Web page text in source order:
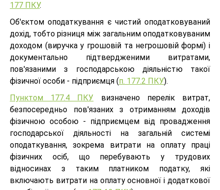
177 ПКУ.
Об'єктом оподаткування є чистий оподатковуваний
дохід, тобто різниця між загальним оподатковуваним
доходом (виручка у грошовій та негрошовій формі) і
документально підтвердженими витратами,
пов'язаними з господарською діяльністю такої
фізичної особи - підприємця (п. 177.2 ПКУ).
Пунктом 177.4 ПКУ визначено перелік витрат,
безпосередньо пов'язаних з отриманням доходів
фізичною особою - підприємцем від провадження
господарської діяльності на загальній системі
оподаткування, зокрема витрати на оплату праці
фізичних осіб, що перебувають у трудових
відносинах з таким платником податку, які
включають витрати на оплату основної і додаткової